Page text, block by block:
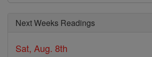
Next Weeks Readings
Sat, Aug. 8th